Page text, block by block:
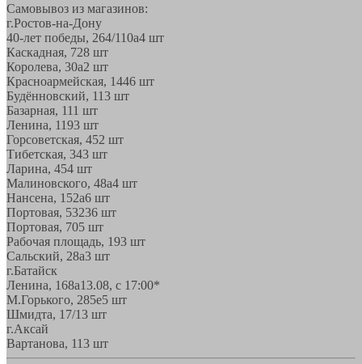
Самовывоз из магазинов:
г.Ростов-на-Дону
40-лет победы, 264/110а4 шт
Каскадная, 728 шт
Королева, 30а2 шт
Красноармейская, 1446 шт
Будённовский, 113 шт
Базарная, 111 шт
Ленина, 1193 шт
Горсоветская, 452 шт
Тибетская, 343 шт
Ларина, 454 шт
Малиновского, 48а4 шт
Нансена, 152а6 шт
Портовая, 53236 шт
Портовая, 705 шт
Рабочая площадь, 193 шт
Сальский, 28a3 шт
г.Батайск
Ленина, 168а13.08, с 17:00*
М.Горького, 285е5 шт
Шмидта, 17/13 шт
г.Аксай
Вартанова, 113 шт